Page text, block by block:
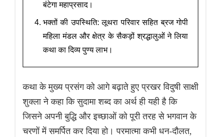
बंटेगा महाप्रसाद।
भक्तों की उपस्थिति: लूथरा परिवार सहित ब्रज गोपी
महिला मंडल और क्षेत्र के सैकड़ों श्रद्धालुओं ने लिया
कथा का दिव्य पुण्य लाभ।
कथा के मुख्य प्रसंग को आगे बढ़ाते हुए प्रखर विदुषी साक्षी
शुक्ला ने कहा कि सुदामा शब्द का अर्थ ही यही है कि
जिसने अपनी बुद्धि और इच्छाओं को पूरी तरह से भगवान के
चरणों में समर्पित कर दिया हो। परमात्मा कभी धन-दौलत,